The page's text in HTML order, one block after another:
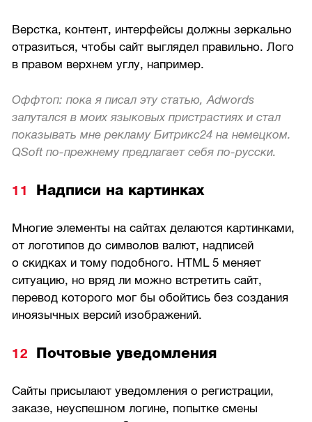
Верстка, контент, интерфейсы должны зеркально
отразиться, чтобы сайт выглядел правильно. Лого
в правом верхнем углу, например.
Оффтоп: пока я писал эту статью, Adwords
запутался в моих языковых пристрастиях и стал
показывать мне рекламу Битрикс24 на немецком.
QSoft по-прежнему предлагает себя по-русски.
Надписи на картинках
Многие элементы на сайтах делаются картинками,
от логотипов до символов валют, надписей
о скидках и тому подобного. HTML 5 меняет
ситуацию, но вряд ли можно встретить сайт,
перевод которого мог бы обойтись без создания
иноязычных версий изображений.
Почтовые уведомления
Сайты присылают уведомления о регистрации,
заказе, неуспешном логине, попытке смены